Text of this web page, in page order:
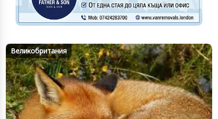
Великобритания